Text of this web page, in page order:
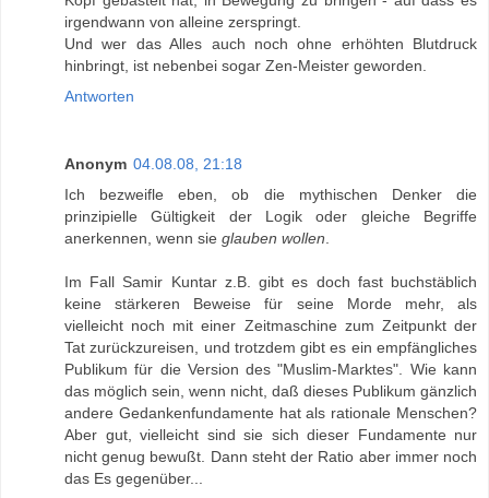
irgendwann von alleine zerspringt.
Und wer das Alles auch noch ohne erhöhten Blutdruck
hinbringt, ist nebenbei sogar Zen-Meister geworden.
Antworten
Anonym 04.08.08, 21:18
Ich bezweifle eben, ob die mythischen Denker die
prinzipielle Gültigkeit der Logik oder gleiche Begriffe
anerkennen, wenn sie glauben wollen
Im Fall Samir Kuntar z.B. gibt es doch fast buchstäblich
keine stärkeren Beweise für seine Morde mehr, als
vielleicht noch mit einer Zeitmaschine zum Zeitpunkt der
Tat zurückzureisen, und trotzdem gibt es ein empfängliches
Publikum für die Version des "Muslim-Marktes". Wie kann
das möglich sein, wenn nicht, daß dieses Publikum gänzlich
andere Gedankenfundamente hat als rationale Menschen?
Aber gut, vielleicht sind sie sich dieser Fundamente nur
nicht genug bewußt. Dann steht der Ratio aber immer noch
das Es gegenüber...